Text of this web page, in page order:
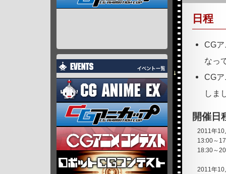
日程
CG
なっ
CG
しま
開催日
2011年10
13:00～
18:30～
2011年10